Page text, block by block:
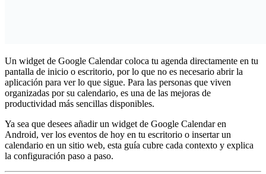
Un widget de Google Calendar coloca tu agenda directamente en tu
pantalla de inicio o escritorio, por lo que no es necesario abrir la
aplicación para ver lo que sigue. Para las personas que viven
organizadas por su calendario, es una de las mejoras de
productividad más sencillas disponibles.
Ya sea que desees añadir un widget de Google Calendar en
Android, ver los eventos de hoy en tu escritorio o insertar un
calendario en un sitio web, esta guía cubre cada contexto y explica
la configuración paso a paso.